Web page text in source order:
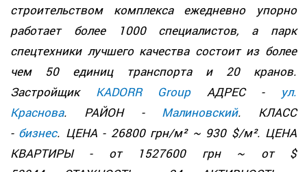
строительством комплекса ежедневно упорно
работает более 1000 специалистов, а парк
спецтехники лучшего качества состоит из более
чем 50 единиц транспорта и 20 кранов.
Застройщик KADORR GroupАДРЕС - ул.
Краснова. РАЙОН - Малиновский. КЛАСС
- бизнес. ЦЕНА - 26800 грн/м² ~ 930 $/м². ЦЕНА
КВАРТИРЫ - от 1527600 грн ~ от $